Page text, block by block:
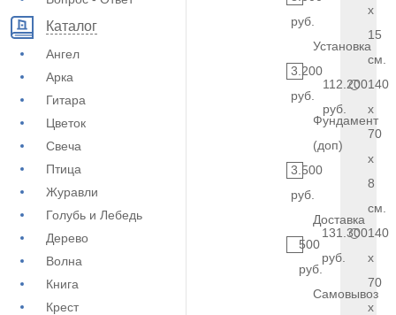
Каталог
Ангел
Арка
Гитара
Цветок
Свеча
Птица
Журавли
Голубь и Лебедь
Дерево
Волна
Книга
Крест
руб.
Установка
3.200
руб.
Фундамент
(доп)
3.500
руб.
Доставка
500
руб.
Самовывоз
x
15
см.
112.200
руб.
140
x
70
x
8
см.
131.300
руб.
140
x
70
x